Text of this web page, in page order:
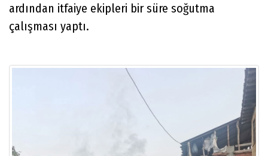
ardından itfaiye ekipleri bir süre soğutma
çalışması yaptı.